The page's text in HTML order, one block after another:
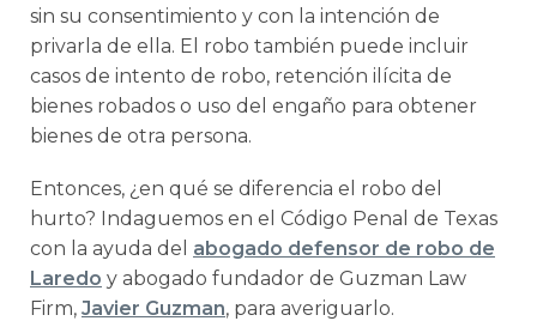
sin su consentimiento y con la intención de
privarla de ella. El robo también puede incluir
casos de intento de robo, retención ilícita de
bienes robados o uso del engaño para obtener
bienes de otra persona.
Entonces, ¿en qué se diferencia el robo del
hurto? Indaguemos en el Código Penal de Texas
con la ayuda del abogado defensor de robo de
Laredo y abogado fundador de Guzman Law
Firm, Javier Guzman, para averiguarlo.